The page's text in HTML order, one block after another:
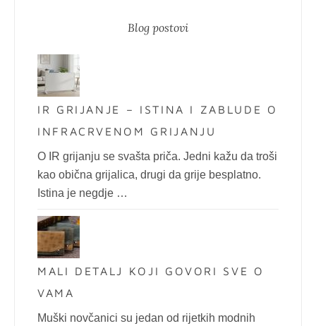
Blog postovi
IR GRIJANJE – ISTINA I ZABLUDE O
INFRACRVENOM GRIJANJU
O IR grijanju se svašta priča. Jedni kažu da troši
kao obična grijalica, drugi da grije besplatno.
Istina je negdje …
MALI DETALJ KOJI GOVORI SVE O
VAMA
Muški novčanici su jedan od rijetkih modnih